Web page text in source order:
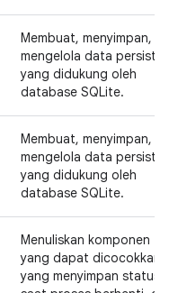
Membuat, menyimpan,
mengelola data
yang didukung oleh
database SQLite.
Membuat, menyimpan,
mengelola data
yang didukung oleh
database SQLite.
Menuliskan komponen
yang dapat dicocokkan
yang menyimpan status